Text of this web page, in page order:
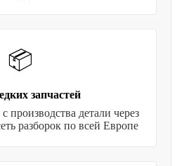
📦
запчастей
производства детали через
разборок по всей Европе